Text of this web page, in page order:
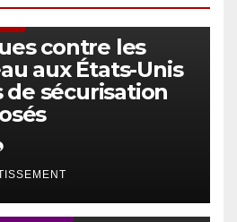
contre les
aux États-Unis
de sécurisation